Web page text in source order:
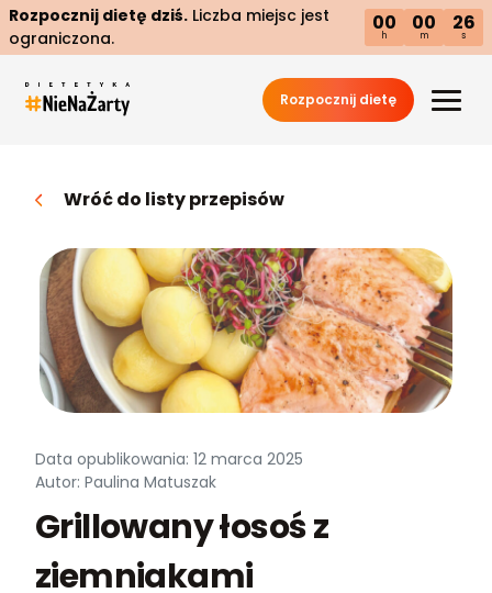
Rozpocznij dietę dziś. Liczba miejsc jest
ograniczona.
00
h
00
m
25
s
Rozpocznij dietę
Wróć do listy przepisów
Data opublikowania: 12 marca 2025
Autor: Paulina Matuszak
Grillowany łosoś z
ziemniakami